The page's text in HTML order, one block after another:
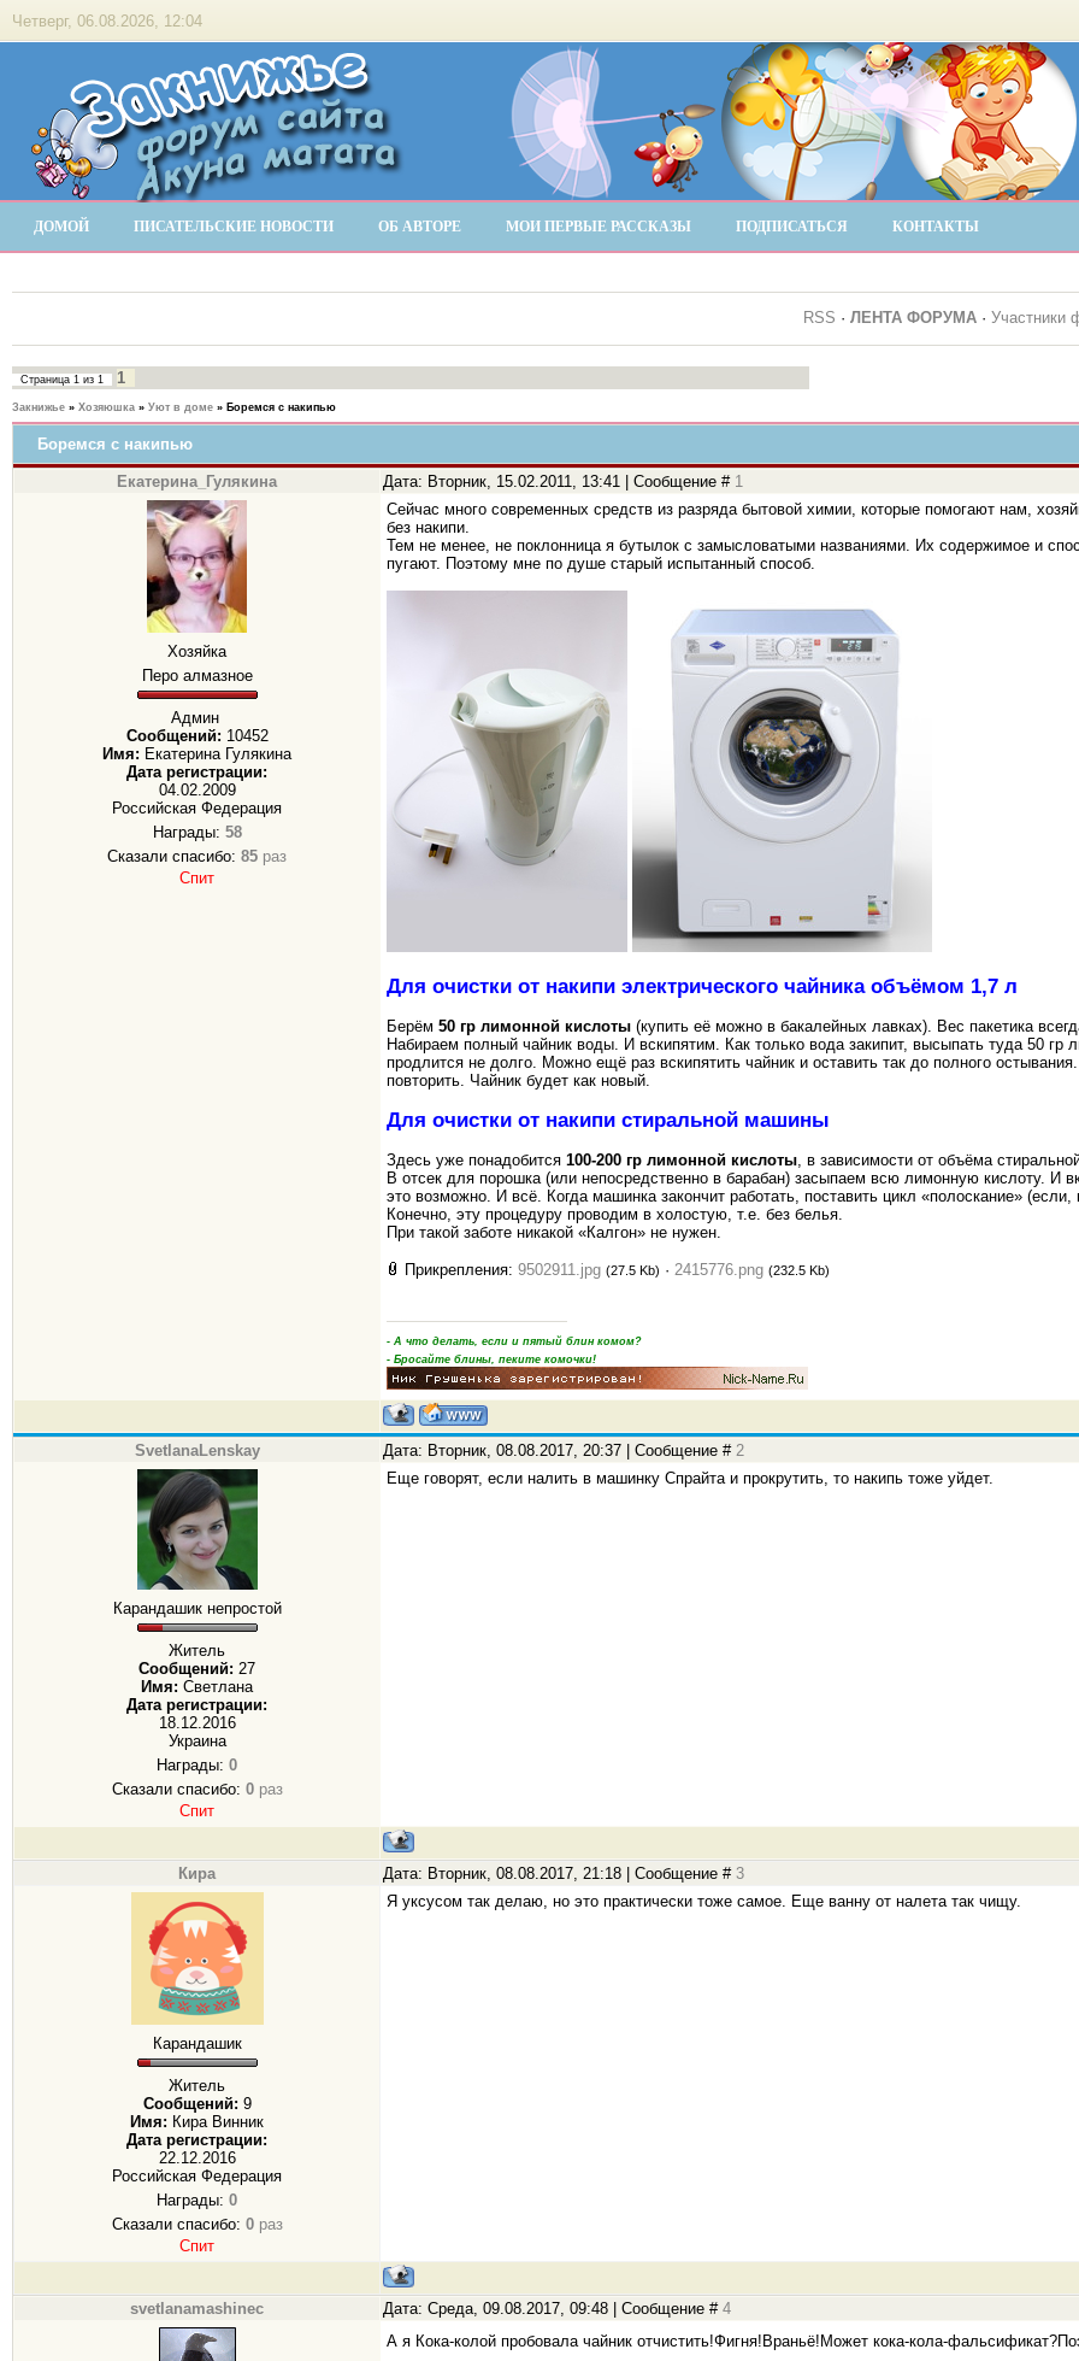
Четверг, 06.08.2026, 12:04
ДОМОЙ ПИСАТЕЛЬСКИЕ НОВОСТИ ОБ АВТОРЕ МОИ ПЕРВЫЕ РАССКАЗЫ ПОДПИСАТЬСЯ КОНТАКТЫ
RSS · ЛЕНТА ФОРУМА · Участники
Страница 1 из 1 1
Закнижье » Хозяюшка » Уют в доме » Боремся с накипью
Боремся с накипью
Екатерина_Гулякина Дата: Вторник, 15.02.2011, 13:41 | Сообщение # 1
Хозяйка
Перо алмазное
Админ
Сообщений: 10452
Имя: Екатерина Гулякина
Дата регистрации:
04.02.2009
Российская Федерация
Награды: 58
Сказали спасибо: 85 раз
Спит
Сейчас много современных средств из разряда бытовой химии, которые помогают нам,
без накипи.
Тем не менее, не поклонница я бутылок с замысловатыми названиями. Их содержимое и
пугают. Поэтому мне по душе старый испытанный способ.
Для очистки от накипи электрического чайника объёмом 1,7 л
Берём 50 гр лимонной кислоты (купить её можно в бакалейных лавках). Вес пакетика
Набираем полный чайник воды. И вскипятим. Как только вода закипит, высыпать туда 50
продлится не долго. Можно ещё раз вскипятить чайник и оставить так до полного
повторить. Чайник будет как новый.
Для очистки от накипи стиральной машины
Здесь уже понадобится 100-200 гр лимонной кислоты, в зависимости от объёма
В отсек для порошка (или непосредственно в барабан) засыпаем всю лимонную кислоту. И
это возможно. И всё. Когда машинка закончит работать, поставить цикл «полоскание» (если,
Конечно, эту процедуру проводим в холостую, т.е. без белья.
При такой заботе никакой «Калгон» не нужен.
Прикрепления: 9502911.jpg (27.5 Kb) · 2415776.png (232.5 Kb)
- А что делать, если и пятый блин комом?
- Бросайте блины, пеките комочки!
SvetlanaLenskay Дата: Вторник, 08.08.2017, 20:37 | Сообщение # 2
Карандашик непростой
Житель
Сообщений: 27
Имя: Светлана
Дата регистрации:
18.12.2016
Украина
Награды: 0
Сказали спасибо: 0раз
Спит
Еще говорят, если налить в машинку Спрайта и прокрутить, то накипь тоже уйдет.
Кира Дата: Вторник, 08.08.2017, 21:18 | Сообщение # 3
Карандашик
Житель
Сообщений: 9
Имя: Кира Винник
Дата регистрации:
22.12.2016
Российская Федерация
Награды: 0
Сказали спасибо: 0раз
Спит
Я уксусом так делаю, но это практически тоже самое. Еще ванну от налета так чищу.
svetlanamashinec Дата: Среда, 09.08.2017, 09:48 | Сообщение # 4
А я Кока-колой пробовала чайник отчистить!Фигня!Враньё!Может кока-кола-